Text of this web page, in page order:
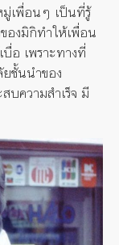
มู่เพื่อนๆ เป็นที่รู้
องมิกิทำให้เพื่อน
อ เพราะทางที่
ชั้นนำของ
บความสำเร็จ มี